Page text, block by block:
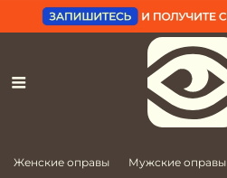
Женские оправы Мужские оправы